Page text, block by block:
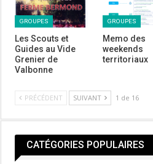
GROUPES
Les Scouts et
Guides au Vide
Grenier de
Valbonne
GROUPES
Memo des
weekends
territoriaux
PRÉCÉDENT SUIVANT 1 de 16
CATÉGORIES POPULAIRES